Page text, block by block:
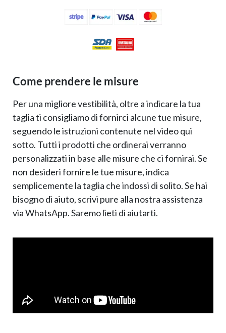
Come prendere le misure
Per una migliore vestibilità, oltre a indicare la tua
taglia ti consigliamo di fornirci alcune tue misure,
seguendo le istruzioni contenute nel video qui
sotto. Tutti i prodotti che ordinerai verranno
personalizzati in base alle misure che ci fornirai. Se
non desideri fornire le tue misure, indica
semplicemente la taglia che indossi di solito. Se hai
bisogno di aiuto, scrivi pure alla nostra assistenza
via WhatsApp. Saremo lieti di aiutarti.